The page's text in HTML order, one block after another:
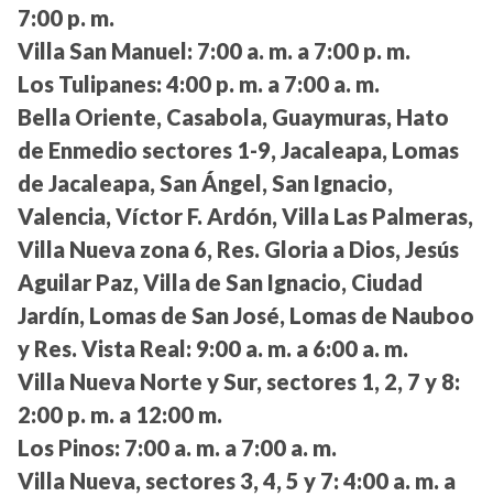
7:00 p. m.
Villa San Manuel: 7:00 a. m. a 7:00 p. m.
Los Tulipanes: 4:00 p. m. a 7:00 a. m.
Bella Oriente, Casabola, Guaymuras, Hato
de Enmedio sectores 1-9, Jacaleapa, Lomas
de Jacaleapa, San Ángel, San Ignacio,
Valencia, Víctor F. Ardón, Villa Las Palmeras,
Villa Nueva zona 6, Res. Gloria a Dios, Jesús
Aguilar Paz, Villa de San Ignacio, Ciudad
Jardín, Lomas de San José, Lomas de Nauboo
y Res. Vista Real: 9:00 a. m. a 6:00 a. m.
Villa Nueva Norte y Sur, sectores 1, 2, 7 y 8:
2:00 p. m. a 12:00 m.
Los Pinos: 7:00 a. m. a 7:00 a. m.
Villa Nueva, sectores 3, 4, 5 y 7: 4:00 a. m. a